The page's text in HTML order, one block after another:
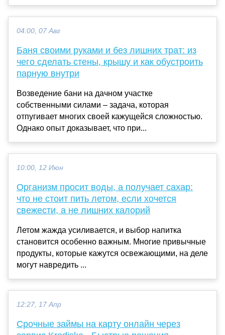
04:00, 07 Авг
Баня своими руками и без лишних трат: из
чего сделать стены, крышу и как обустроить
парную внутри
Возведение бани на дачном участке
собственными силами – задача, которая
отпугивает многих своей кажущейся сложностью.
Однако опыт доказывает, что при...
10:00, 12 Июн
Организм просит воды, а получает сахар:
что не стоит пить летом, если хочется
свежести, а не лишних калорий
Летом жажда усиливается, и выбор напитка
становится особенно важным. Многие привычные
продукты, которые кажутся освежающими, на деле
могут навредить ...
12:27, 17 Апр
Срочные займы на карту онлайн через